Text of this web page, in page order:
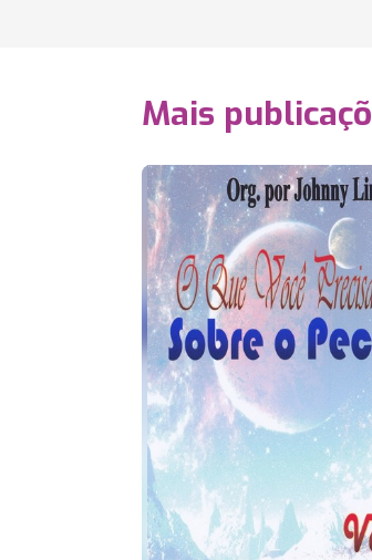
Mais